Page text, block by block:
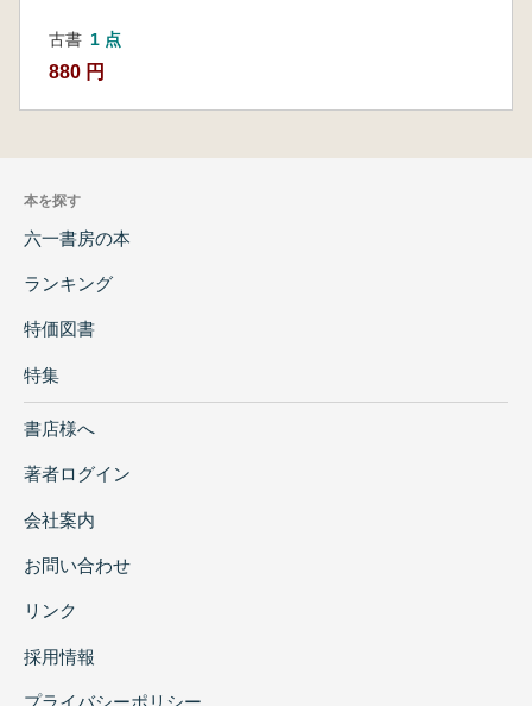
古書 1 点
880 円
本を探す
六一書房の本
ランキング
特価図書
特集
書店様へ
著者ログイン
会社案内
お問い合わせ
リンク
採用情報